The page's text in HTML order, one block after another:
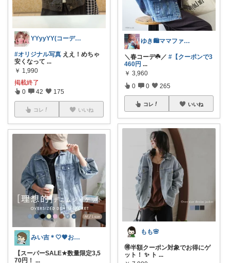
YYyyYY(コーデやってます🐢🐾)
#オリジナル写真 ええ！めちゃ
安くなって ...
￥ 1,990
掲載終了
0 42 175
コレ いいね
みい吉＊🤍🖤お買上げ感謝＊
【スーパーSALE★数量限定3,5
70円！ ...
ゆき🛍️ママファッション♡
＼春コーデ☘️／ #【クーポンで3
460円 ...
￥ 3,960
0 0 265
コレ いいね
もも🌸
🉐半額クーポン対象でお得にゲ
ット！ ✨ ト ...